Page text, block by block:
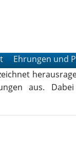
Ehrungen und
aus.